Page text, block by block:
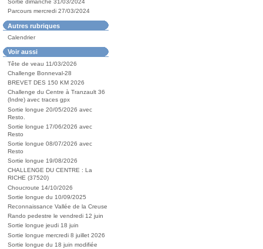
Sortie dimanche 31/03/2024
Parcours mercredi 27/03/2024
Autres rubriques
Calendrier
Voir aussi
Tête de veau 11/03/2026
Challenge Bonneval-28
BREVET DES 150 KM 2026
Challenge du Centre à Tranzault 36
(Indre) avec traces gpx
Sortie longue 20/05/2026 avec
Resto.
Sortie longue 17/06/2026 avec
Resto
Sortie longue 08/07/2026 avec
Resto
Sortie longue 19/08/2026
CHALLENGE DU CENTRE : La
RICHE (37520)
Choucroute 14/10/2026
Sortie longue du 10/09/2025
Reconnaissance Vallée de la Creuse
Rando pedestre le vendredi 12 juin
Sortie longue jeudi 18 juin
Sortie longue mercredi 8 juillet 2026
Sortie longue du 18 juin modifiée